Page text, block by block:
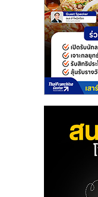
ไชส์
ขาย
หน้า